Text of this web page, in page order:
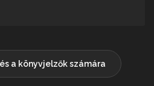
a könyvjelzők számára